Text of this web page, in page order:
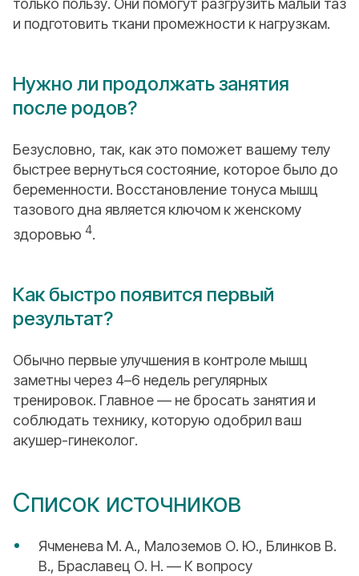
только пользу. Они помогут разгрузить малый таз
и подготовить ткани промежности к нагрузкам.
Нужно ли продолжать занятия
после родов?
Безусловно, так, как это поможет вашему телу
быстрее вернуться состояние, которое было до
беременности. Восстановление тонуса мышц
тазового дна является ключом к женскому
здоровью 4.
Как быстро появится первый
результат?
Обычно первые улучшения в контроле мышц
заметны через 4–6 недель регулярных
тренировок. Главное — не бросать занятия и
соблюдать технику, которую одобрил ваш
акушер-гинеколог.
Список источников
Ячменева М. А., Малоземов О. Ю., Блинков В.
В., Браславец О. Н. — К вопросу